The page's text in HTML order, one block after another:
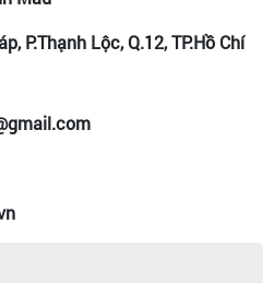
P.Thạnh Lộc, Q.12, TP.Hồ Chí